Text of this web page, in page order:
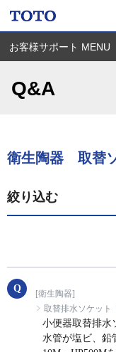
お客様サポート MENU
Q&A
衛生陶器 取替
絞り込む
[衛生陶器]
取替排水ソケット
小便器取替排水
水管が塩ビ、鉛